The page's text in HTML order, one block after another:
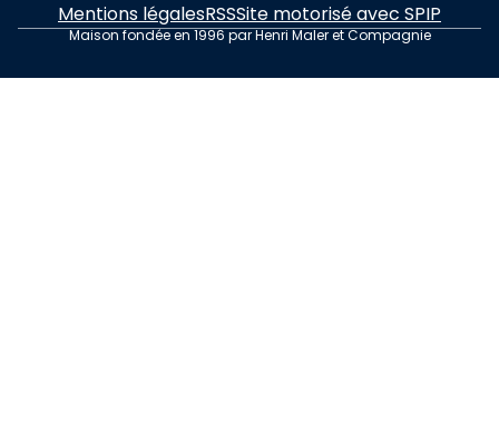
Mentions légalesRSSSite motorisé avec SPIP
Maison fondée en 1996 par Henri Maler et Compagnie